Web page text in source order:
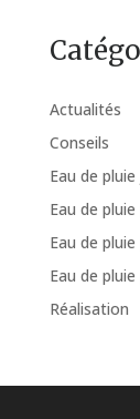
Actualités
Conseils
Eau de
Eau de
Eau de
Eau de
Réalisation